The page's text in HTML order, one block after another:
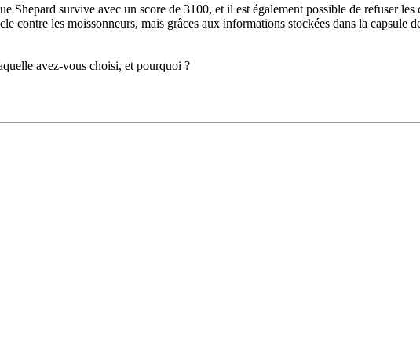
survive avec un score de 3100, et il est également possible de refuser
contre les moissonneurs, mais grâces aux informations stockées dans la capsule
avez-vous choisi, et pourquoi ?